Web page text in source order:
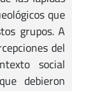
que
grupos. A
del
social
debieron